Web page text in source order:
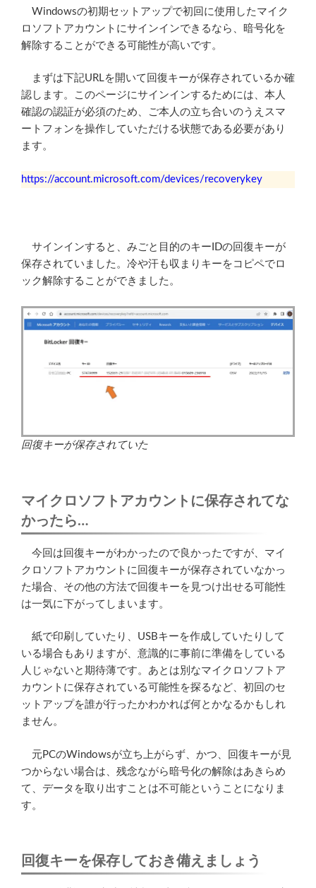
Windowsの初期セットアップで初回に使用したマイク
ロソフトアカウントにサインインできるなら、暗号化を
解除することができる可能性が高いです。
まずは下記URLを開いて回復キーが保存されているか確
認します。このページにサインインするためには、本人
確認の認証が必須のため、ご本人の立ち合いのうえスマ
ートフォンを操作していただける状態である必要があり
ます。
https://account.microsoft.com/devices/recoverykey
サインインすると、みごと目的のキーIDの回復キーが
保存されていました。冷や汗も収まりキーをコピペでロ
ック解除することができました。
回復キーが保存されていた
マイクロソフトアカウントに保存されてな
かったら…
今回は回復キーがわかったので良かったですが、マイ
クロソフトアカウントに回復キーが保存されていなかっ
た場合、その他の方法で回復キーを見つけ出せる可能性
は一気に下がってしまいます。
紙で印刷していたり、USBキーを作成していたりして
いる場合もありますが、意識的に事前に準備をしている
人じゃないと期待薄です。あとは別なマイクロソフトア
カウントに保存されている可能性を探るなど、初回のセ
ットアップを誰が行ったかわかれば何とかなるかもしれ
ません。
元PCのWindowsが立ち上がらず、かつ、回復キーが見
つからない場合は、残念ながら暗号化の解除はあきらめ
て、データを取り出すことは不可能ということになりま
す。
回復キーを保存しておき備えましょう